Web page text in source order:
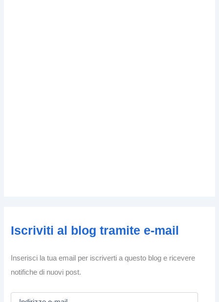
Iscriviti al blog tramite e-mail
Inserisci la tua email per iscriverti a questo blog e ricevere
notifiche di nuovi post.